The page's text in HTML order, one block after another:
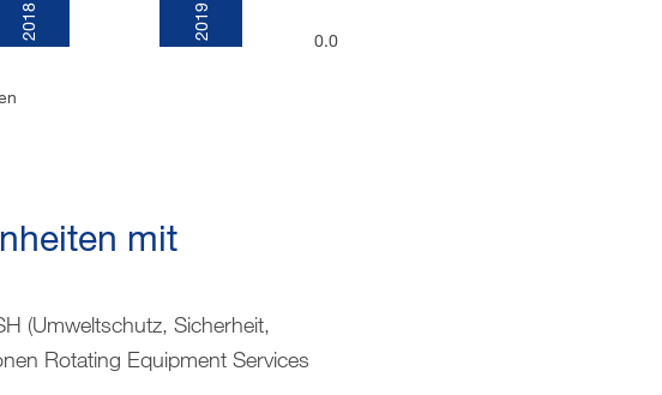
2018 2019 0.0
mit
(Umweltschutz, Sicherheit,
Rotating Equipment Services